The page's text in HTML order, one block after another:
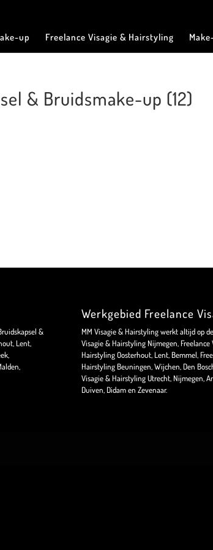
up Freelance Visagie & Hairstyling
& Bruidsmake-up (12)
&
Lent,
Werkgebied Freelance
MM Visagie & Hairstyling werkt altijd op
Visagie & Hairstyling Nijmegen,
Hairstyling Oosterhout, Lent, Bemmel,
Hairstyling Beuningen, Wijchen, Den
Visagie & Hairstyling Utrecht, Nijmegen,
Duiven, Didam en Zevenaar.